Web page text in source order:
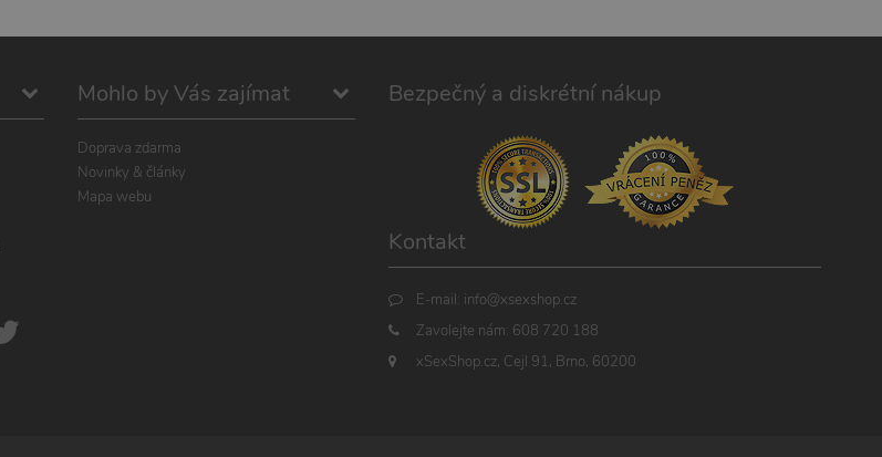
Mohlo by Vás zajímat
Doprava zdarma
Novinky & články
Mapa webu
Bezpečný a diskrétní nákup
Kontakt
E-mail: info@xsexshop.cz
Zavolejte nám: 608 720 188
xSexShop.cz, Cejl 91, Brno, 60200